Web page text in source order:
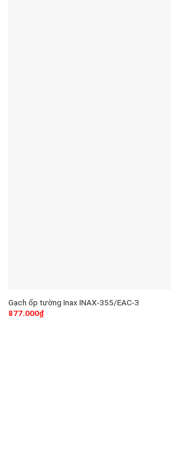
Gạch ốp tường Inax INAX-355/EAC-3
877.000₫